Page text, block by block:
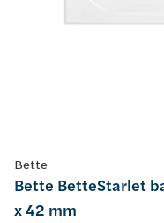
Bette
Bette BetteStarlet
x 42 mm